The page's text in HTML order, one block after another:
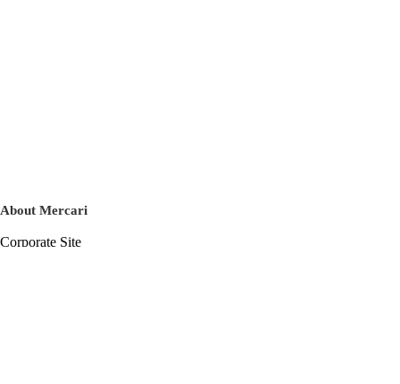
About Mercari
Corporate Site